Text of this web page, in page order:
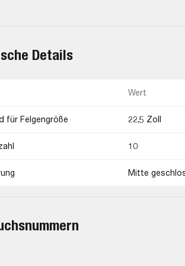
Details
Wert
für Felgengröße 22,5 Zoll
10
Mitte